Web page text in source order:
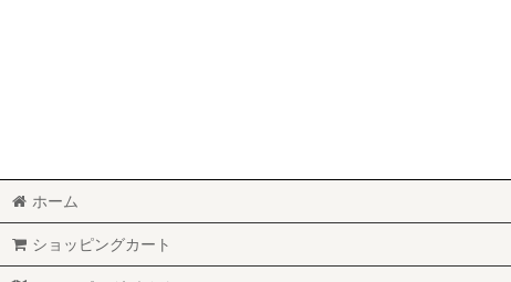
ホーム
ショッピングカート